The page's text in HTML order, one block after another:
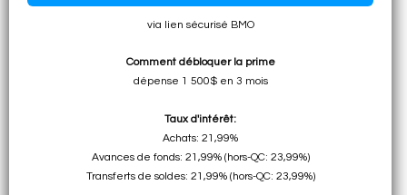
via lien sécurisé BMO
Comment débloquer la prime
dépense 1 500$ en 3 mois
Taux d'intérêt:
Achats: 21,99%
Avances de fonds: 21,99% (hors-QC: 23,99%)
Transferts de soldes: 21,99% (hors-QC: 23,99%)